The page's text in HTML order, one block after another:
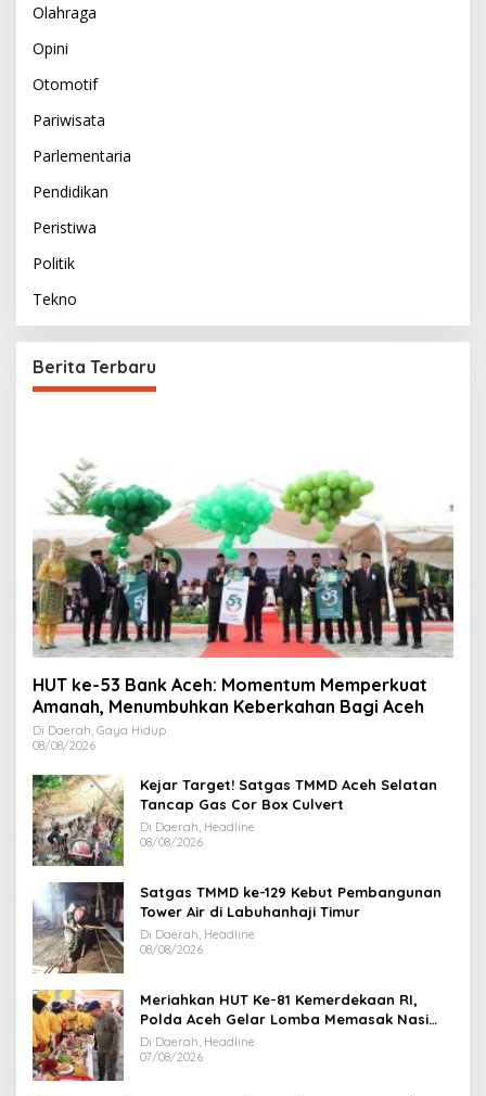
Olahraga
Opini
Otomotif
Pariwisata
Parlementaria
Pendidikan
Peristiwa
Politik
Tekno
Berita Terbaru
HUT ke-53 Bank Aceh: Momentum Memperkuat
Amanah, Menumbuhkan Keberkahan Bagi Aceh
Di Daerah, Gaya Hidup
08/08/2026
Kejar Target! Satgas TMMD Aceh Selatan
Tancap Gas Cor Box Culvert
Di Daerah, Headline
08/08/2026
Satgas TMMD ke-129 Kebut Pembangunan
Tower Air di Labuhanhaji Timur
Di Daerah, Headline
08/08/2026
Meriahkan HUT Ke-81 Kemerdekaan RI,
Polda Aceh Gelar Lomba Memasak Nasi
Goreng dan Aneka Minuman
Di Daerah, Headline
07/08/2026